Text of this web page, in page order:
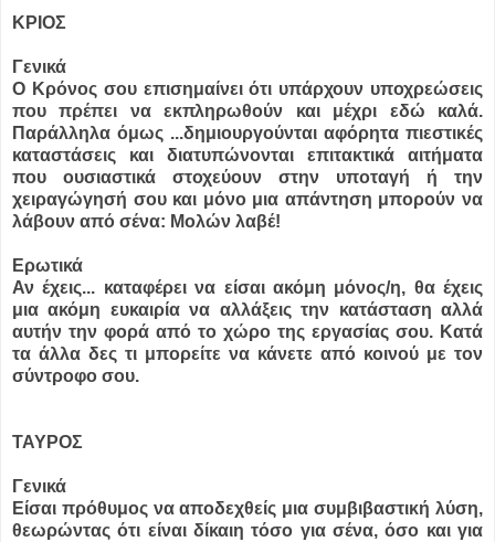
ΚΡΙΟΣ
Γενικά
Ο Κρόνος σου επισημαίνει ότι υπάρχουν υποχρεώσεις
που πρέπει να εκπληρωθούν και μέχρι εδώ καλά.
Παράλληλα όμως ...δημιουργούνται αφόρητα πιεστικές
καταστάσεις και διατυπώνονται επιτακτικά αιτήματα
που ουσιαστικά στοχεύουν στην υποταγή ή την
χειραγώγησή σου και μόνο μια απάντηση μπορούν να
λάβουν από σένα: Μολών λαβέ!
Ερωτικά
Αν έχεις... καταφέρει να είσαι ακόμη μόνος/η, θα έχεις
μια ακόμη ευκαιρία να αλλάξεις την κατάσταση αλλά
αυτήν την φορά από το χώρο της εργασίας σου. Κατά
τα άλλα δες τι μπορείτε να κάνετε από κοινού με τον
σύντροφο σου.
ΤΑΥΡΟΣ
Γενικά
Είσαι πρόθυμος να αποδεχθείς μια συμβιβαστική λύση,
θεωρώντας ότι είναι δίκαιη τόσο για σένα, όσο και για